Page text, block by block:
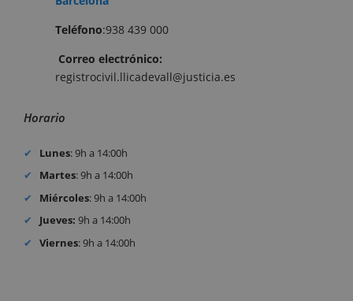
Teléfono:938 439 000
Correo electrónico:
registrocivil.llicadevall@justicia.es
Horario
Lunes: 9h a 14:00h
Martes: 9h a 14:00h
Miércoles: 9h a 14:00h
Jueves: 9h a 14:00h
Viernes: 9h a 14:00h